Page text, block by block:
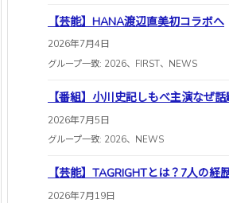
【芸能】HANA渡辺直美初コラボへ
2026年7月4日
グループ一致: 2026、FIRST、NEWS
【番組】小川史記しもべ主演なぜ話
2026年7月5日
グループ一致: 2026、NEWS
【芸能】TAGRIGHTとは？7人の経
2026年7月19日